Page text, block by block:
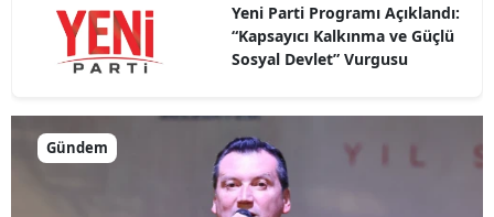
Yeni Parti Programı Açıklandı:
“Kapsayıcı Kalkınma ve Güçlü
Sosyal Devlet” Vurgusu
Gündem